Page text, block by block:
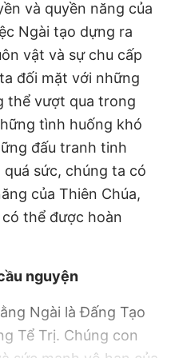
và quyền năng của
Ngài tạo dựng ra
vật và sự chu cấp
đối mặt với những
thể vượt qua trong
tình huống khó
đấu tranh tinh
sức, chúng ta có
của Thiên Chúa,
thể được hoàn
nguyện
Ngài là Đấng Tạo
Tể Trị. Chúng con